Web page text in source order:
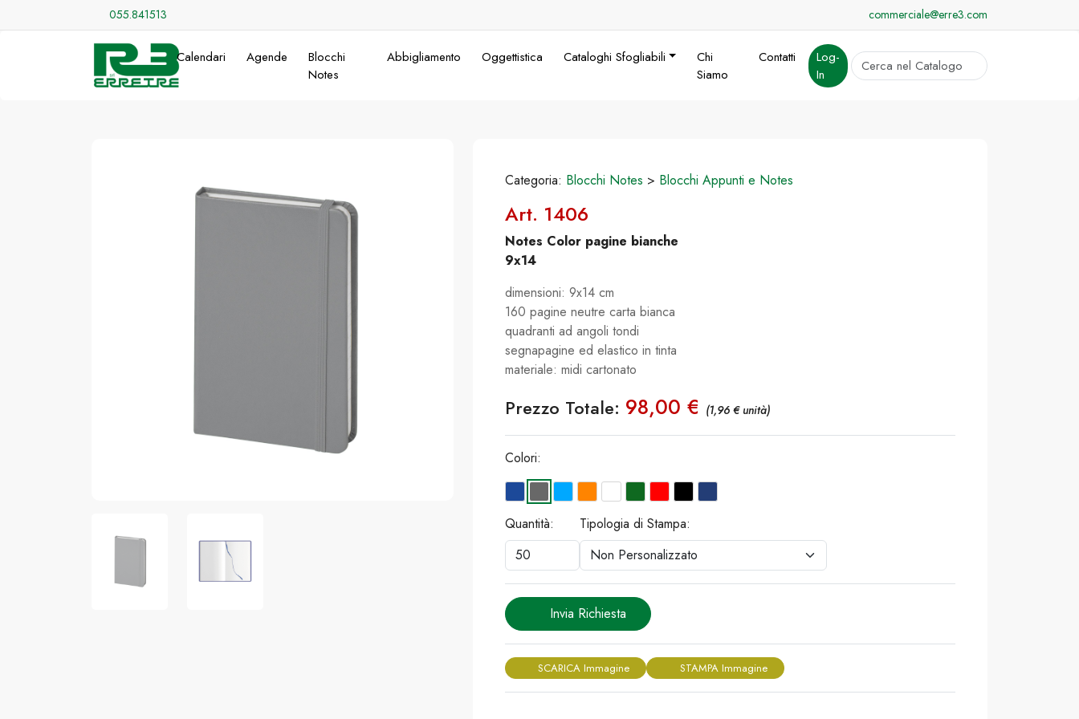
055.841513 commerciale@erre3.com
Calendari Agende
Blocchi
Notes
Abbigliamento Oggettistica Cataloghi Sfogliabili
Chi
Siamo
Contatti
Log-
In
cerca
Categoria: Blocchi Notes > Blocchi Appunti e Notes
Art. 1406
Notes Color pagine bianche
9x14
dimensioni: 9x14 cm
160 pagine neutre carta bianca
quadranti ad angoli tondi
segnapagine ed elastico in tinta
materiale: midi cartonato
Prezzo Totale: 98,00 € (1,96 € unità)
Colori:
Quantità: Tipologia di Stampa:
Invia Richiesta
SCARICA Immagine STAMPA Immagine